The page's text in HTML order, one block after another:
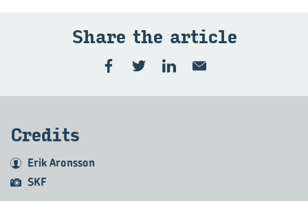
Share the ar­ticle
Cre­dits
Erik Aronsson
SKF